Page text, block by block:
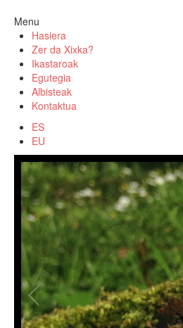
Menu
Hasiera
Zer da Xixka?
Ikastaroak
Egutegia
Albisteak
Kontaktua
ES
EU